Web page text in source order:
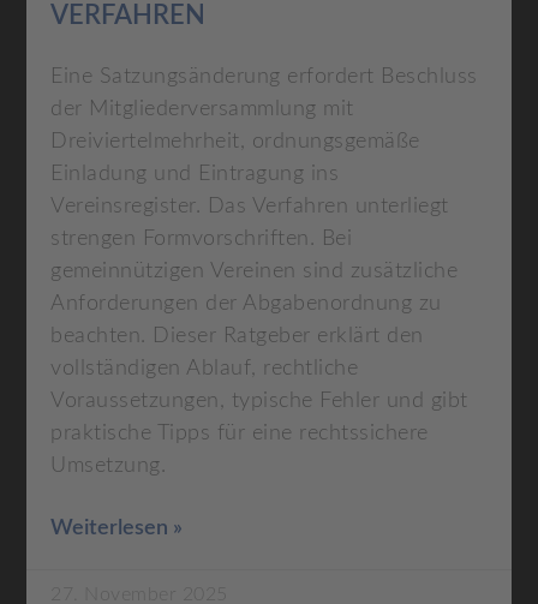
VERFAHREN
Eine Satzungsänderung erfordert Beschluss
der Mitgliederversammlung mit
Dreiviertelmehrheit, ordnungsgemäße
Einladung und Eintragung ins
Vereinsregister. Das Verfahren unterliegt
strengen Formvorschriften. Bei
gemeinnützigen Vereinen sind zusätzliche
Anforderungen der Abgabenordnung zu
beachten. Dieser Ratgeber erklärt den
vollständigen Ablauf, rechtliche
Voraussetzungen, typische Fehler und gibt
praktische Tipps für eine rechtssichere
Umsetzung.
Weiterlesen »